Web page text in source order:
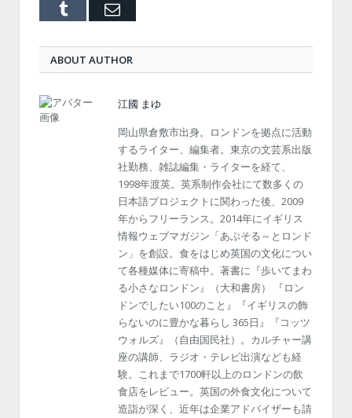
Tumblr Email
ABOUT AUTHOR
江國 まゆ
岡山県倉敷市出身。ロンドンを拠点に活動
するライター、編集者。東京の文芸系出版
社勤務、雑誌編集・ライターを経て、
1998年渡英。英系制作会社にて数多くの
日本語プロジェクトに関わった後、2009
年からフリーランス。2014年にイギリス
情報ウェブマガジン「あぶそる～とロンド
ン」を創設。食をはじめ英国の文化につい
て各種媒体に寄稿中。著書に『歩いてまわ
る小さなロンドン』（大和書房） 『ロン
ドンでしたい100のこと』『イギリスの飾
らないのに豊かな暮らし 365日』『コッツ
ウォルズ』（自由国民社）。カルチャー講
座の講師、ラジオ・テレビ出演なども経
験。これまで1700軒以上のロンドンの飲
食店をレビュー。英国の外食文化について
造詣が深く、近年は企業アドバイザーも請